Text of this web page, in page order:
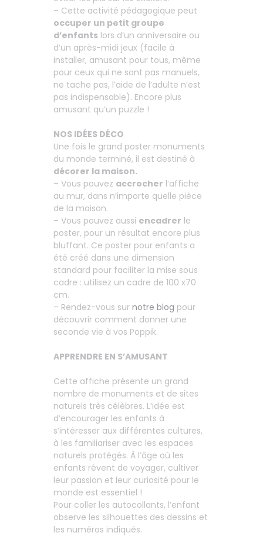
– Cette activité pédagogique peut
occuper un petit groupe
d’enfants lors d’un anniversaire ou
d’un après-midi jeux (facile à
installer, amusant pour tous, même
pour ceux qui ne sont pas manuels,
ne tache pas, l’aide de l’adulte n’est
pas indispensable). Encore plus
amusant qu’un puzzle !
NOS IDÉES DÉCO
Une fois le grand poster monuments
du monde terminé, il est destiné à
décorer la maison.
– Vous pouvez accrocher l’affiche
au mur, dans n’importe quelle pièce
de la maison.
– Vous pouvez aussi encadrer le
poster, pour un résultat encore plus
bluffant. Ce poster pour enfants a
été créé dans une dimension
standard pour faciliter la mise sous
cadre : utilisez un cadre de 100 x70
cm.
– Rendez-vous sur notre blog pour
découvrir comment donner une
seconde vie à vos Poppik.
APPRENDRE EN S’AMUSANT
Cette affiche présente un grand
nombre de monuments et de sites
naturels très célèbres. L’idée est
d’encourager les enfants à
s’intéresser aux différentes cultures,
à les familiariser avec les espaces
naturels protégés. À l’âge où les
enfants rêvent de voyager, cultiver
leur passion et leur curiosité pour le
monde est essentiel !
Pour coller les autocollants, l’enfant
observe les silhouettes des dessins et
les numéros indiqués.